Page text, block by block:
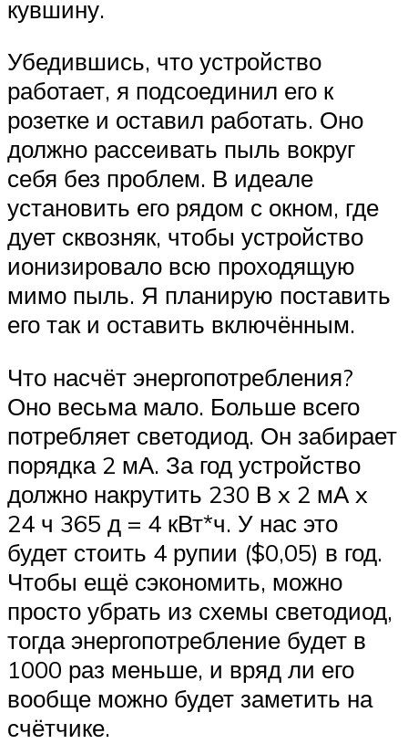
кувшину.
Убедившись, что устройство
работает, я подсоединил его к
розетке и оставил работать. Оно
должно рассеивать пыль вокруг
себя без проблем. В идеале
установить его рядом с окном, где
дует сквозняк, чтобы устройство
ионизировало всю проходящую
мимо пыль. Я планирую поставить
его так и оставить включённым.
Что насчёт энергопотребления?
Оно весьма мало. Больше всего
потребляет светодиод. Он забирает
порядка 2 мА. За год устройство
должно накрутить 230 В x 2 мА x
24 ч 365 д = 4 кВт*ч. У нас это
будет стоить 4 рупии ($0,05) в год.
Чтобы ещё сэкономить, можно
просто убрать из схемы светодиод,
тогда энергопотребление будет в
1000 раз меньше, и вряд ли его
вообще можно будет заметить на
счётчике.